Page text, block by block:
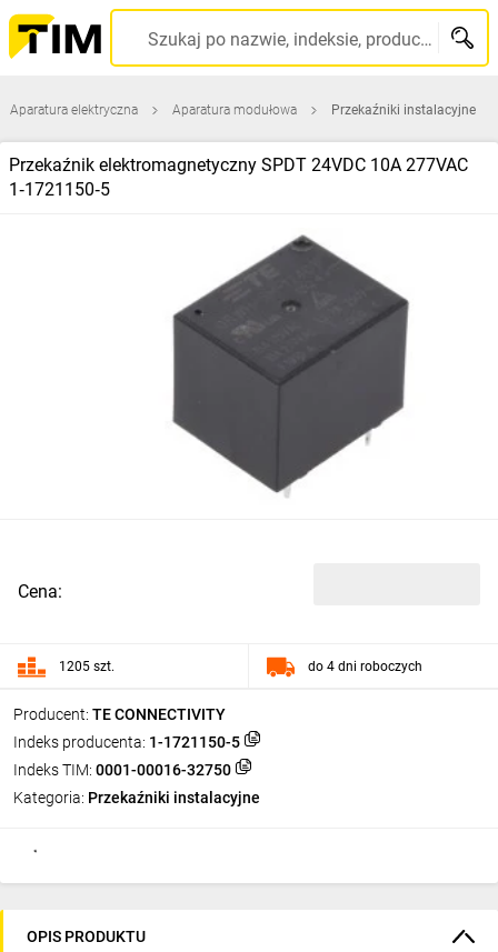
Szukaj po nazwie, indeksie, producencie, kodzie kreskowym...
Aparatura elektryczna Aparatura modułowa Przekaźniki instalacyjne
Przekaźnik elektromagnetyczny SPDT 24VDC 10A 277VAC
1‑1721150‑5
Producent: TE CONNECTIVITY
Indeks producenta: 1-1721150-5
Indeks TIM: 0001-00016-32750
Kategoria: Przekaźniki instalacyjne
Cena:
1205 szt. do 4 dni roboczych
OPIS PRODUKTU